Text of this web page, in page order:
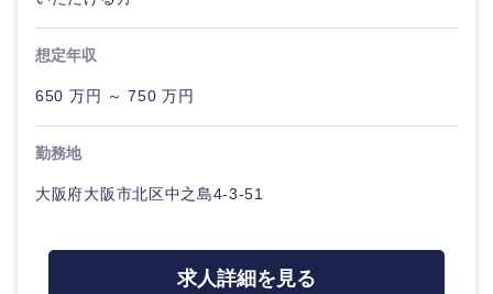
想定年収
650 万円 ～ 750 万円
勤務地
大阪府大阪市北区中之島4-3-51
求人詳細を見る